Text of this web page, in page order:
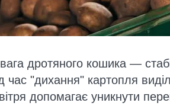
дротяного кошика —
час "дихання" картопля
допомагає уникнути